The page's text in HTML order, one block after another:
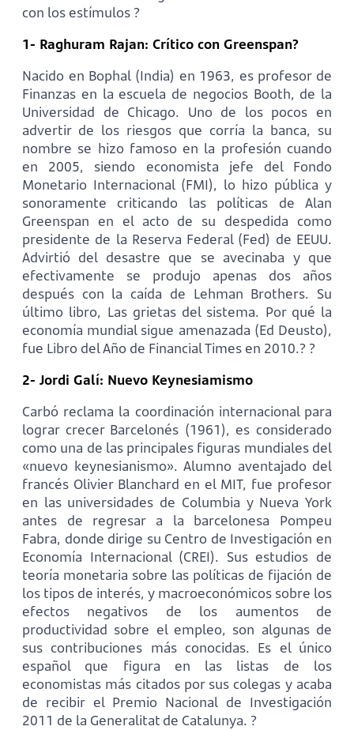
con los estímulos ?
1- Raghuram Rajan: Crítico con Greenspan?
Nacido en Bophal (India) en 1963, es profesor de
Finanzas en la escuela de negocios Booth, de la
Universidad de Chicago. Uno de los pocos en
advertir de los riesgos que corría la banca, su
nombre se hizo famoso en la profesión cuando
en 2005, siendo economista jefe del Fondo
Monetario Internacional (FMI), lo hizo pública y
sonoramente criticando las políticas de Alan
Greenspan en el acto de su despedida como
presidente de la Reserva Federal (Fed) de EEUU.
Advirtió del desastre que se avecinaba y que
efectivamente se produjo apenas dos años
después con la caída de Lehman Brothers. Su
último libro, Las grietas del sistema. Por qué la
economía mundial sigue amenazada (Ed Deusto),
fue Libro del Año de Financial Times en 2010.? ?
2- Jordi Galí: Nuevo Keynesiamismo
Carbó reclama la coordinación internacional para
lograr crecer Barcelonés (1961), es considerado
como una de las principales figuras mundiales del
«nuevo keynesianismo». Alumno aventajado del
francés Olivier Blanchard en el MIT, fue profesor
en las universidades de Columbia y Nueva York
antes de regresar a la barcelonesa Pompeu
Fabra, donde dirige su Centro de Investigación en
Economía Internacional (CREI). Sus estudios de
teoría monetaria sobre las políticas de fijación de
los tipos de interés, y macroeconómicos sobre los
efectos negativos de los aumentos de
productividad sobre el empleo, son algunas de
sus contribuciones más conocidas. Es el único
español que figura en las listas de los
economistas más citados por sus colegas y acaba
de recibir el Premio Nacional de Investigación
2011 de la Generalitat de Catalunya. ?